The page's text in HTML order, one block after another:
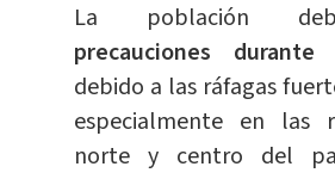
La población
precauciones
debido a las ráfagas
especialmente en las
norte y centro del